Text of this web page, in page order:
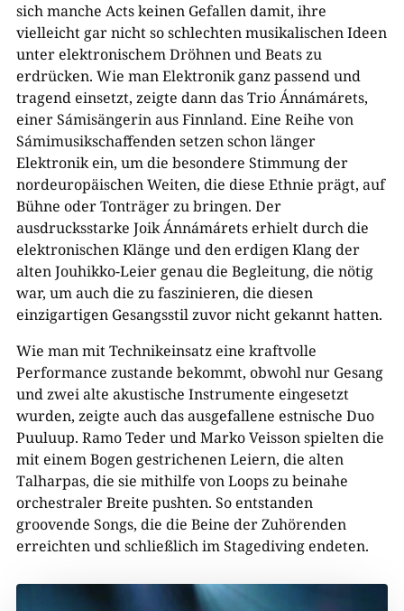
sich manche Acts keinen Gefallen damit, ihre
vielleicht gar nicht so schlechten musikalischen Ideen
unter elektronischem Dröhnen und Beats zu
erdrücken. Wie man Elektronik ganz passend und
tragend einsetzt, zeigte dann das Trio Ánnámárets,
einer Sámisängerin aus Finnland. Eine Reihe von
Sámimusikschaffenden setzen schon länger
Elektronik ein, um die besondere Stimmung der
nordeuropäischen Weiten, die diese Ethnie prägt, auf
Bühne oder Tonträger zu bringen. Der
ausdrucksstarke Joik Ánnámárets erhielt durch die
elektronischen Klänge und den erdigen Klang der
alten Jouhikko-Leier genau die Begleitung, die nötig
war, um auch die zu faszinieren, die diesen
einzigartigen Gesangsstil zuvor nicht gekannt hatten.
Wie man mit Technikeinsatz eine kraftvolle
Performance zustande bekommt, obwohl nur Gesang
und zwei alte akustische Instrumente eingesetzt
wurden, zeigte auch das ausgefallene estnische Duo
Puuluup. Ramo Teder und Marko Veisson spielten die
mit einem Bogen gestrichenen Leiern, die alten
Talharpas, die sie mithilfe von Loops zu beinahe
orchestraler Breite pushten. So entstanden
groovende Songs, die die Beine der Zuhörenden
erreichten und schließlich im Stagediving endeten.